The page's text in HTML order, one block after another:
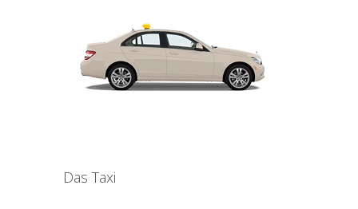
Das Taxi